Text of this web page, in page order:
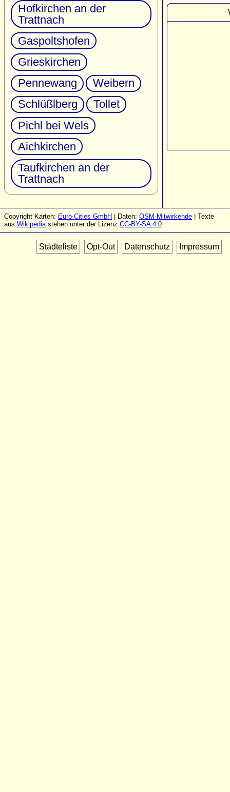
Hofkirchen an der
Trattnach
Gaspoltshofen
Grieskirchen
Pennewang
Weibern
Schlüßlberg
Tollet
Pichl bei Wels
Aichkirchen
Taufkirchen an der
Trattnach
Copyright Karten: Euro-Cities GmbH | Daten: OSM-Mitwirkende | Texte
aus Wikipediastehen unter der Lizenz CC-BY-SA 4.0
Städteliste Opt-Out Datenschutz Impressum